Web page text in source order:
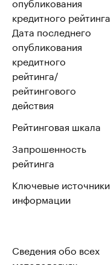
кредитного рейтинга
Дата последнего
опубликования
кредитного
рейтинга/
рейтингового
действия
Рейтинговая шкала
Запрошенность
рейтинга
Ключевые источники
информации
Сведения обо всех